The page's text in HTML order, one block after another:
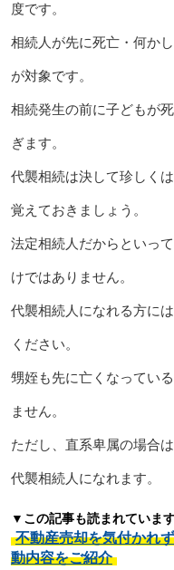
度です。
相続人が先に死亡・何か
が対象です。
相続発生の前に子どもが
ぎます。
代襲相続は決して珍しく
覚えておきましょう。
法定相続人だからといっ
けではありません。
代襲相続人になれる方に
ください。
甥姪も先に亡くなってい
ません。
ただし、直系卑属の場合
代襲相続人になれます。
▼この記事も読まれていま
不動産売却を気付かれ
動内容をご紹介